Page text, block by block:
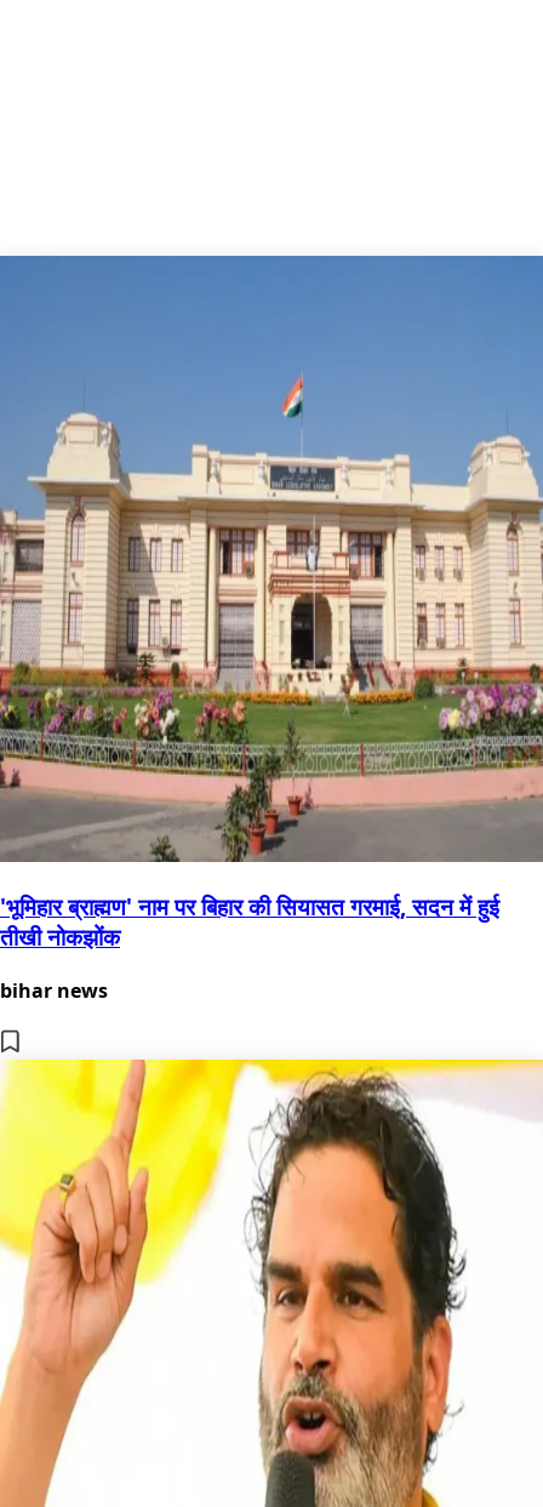
'भूमिहार ब्राह्मण' नाम पर बिहार की सियासत गरमाई, सदन में हुई
तीखी नोकझोंक
bihar news